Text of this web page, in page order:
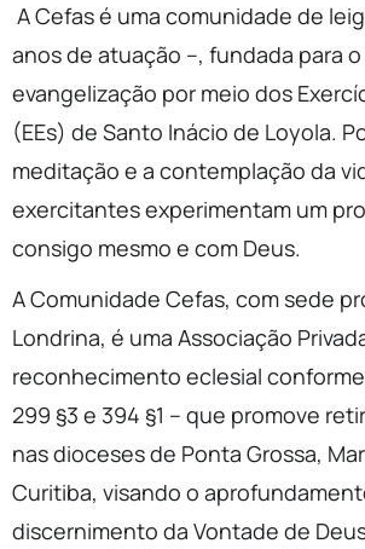
A Cefas é uma comunidade de
anos de atuação –, fundada para
evangelização por meio dos
(EEs) de Santo Inácio de Loyola.
meditação e a contemplação da
exercitantes experimentam um
consigo mesmo e com Deus.
A Comunidade Cefas, com sede
Londrina, é uma Associação
reconhecimento eclesial conforme
299 §3 e 394 §1 – que promove
nas dioceses de Ponta Grossa,
Curitiba, visando o
discernimento da Vontade de